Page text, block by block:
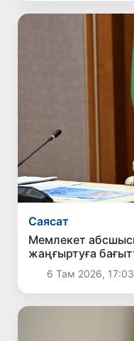
Саясат
Мемлекет
жаңғыртуға
танысты
6 Там 2026, 17:03